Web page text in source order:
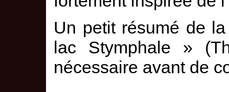
Un petit résumé de
lac Stymphale » (
nécessaire avant de